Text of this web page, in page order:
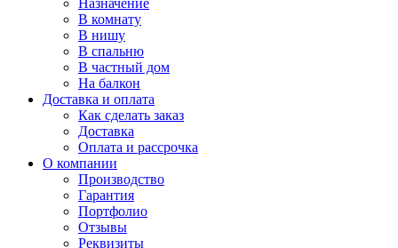
Назначение
В комнату
В нишу
В спальню
В частный дом
На балкон
Доставка и оплата
Как сделать заказ
Доставка
Оплата и рассрочка
О компании
Производство
Гарантия
Портфолио
Отзывы
Реквизиты